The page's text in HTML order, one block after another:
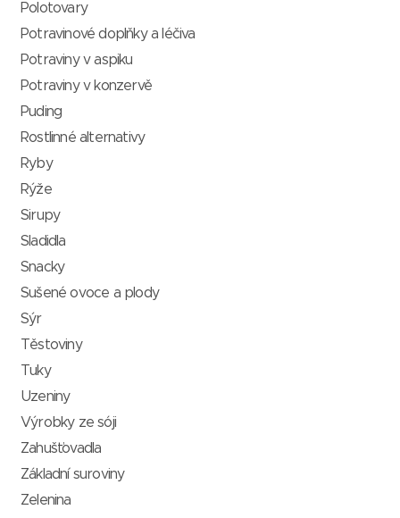
Polotovary
Potravinové doplňky a léčiva
Potraviny v aspiku
Potraviny v konzervě
Puding
Rostlinné alternativy
Ryby
Rýže
Sirupy
Sladidla
Snacky
Sušené ovoce a plody
Sýr
Těstoviny
Tuky
Uzeniny
Výrobky ze sóji
Zahušťovadla
Základní suroviny
Zelenina